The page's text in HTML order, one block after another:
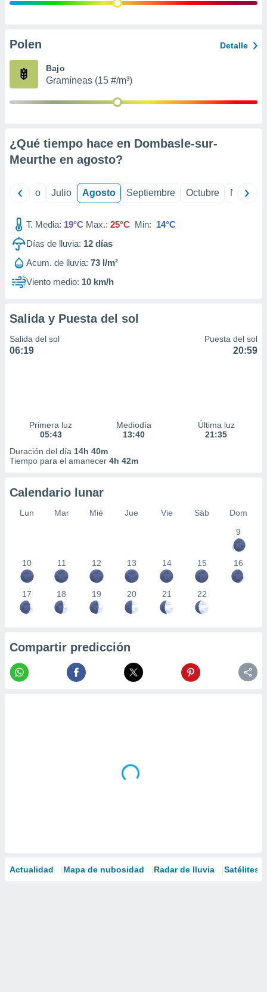
e
publicidad
Polen Detalle
Bajo
Gramíneas (15 #/m³)
¿Qué tiempo hace en Dombasle-sur-
Meurthe en agosto?
Junio Julio Agosto Septiembre Octubre
T. Media: 19°C Max.: 25°C Min: 14°C
Días de lluvia: 12 días
Acum. de lluvia: 73 l/m²
Viento medio: 10 km/h
Salida y Puesta del sol
Salida del sol
06:19
Puesta del sol
20:59
Primera luz
05:43
Mediodía
13:40
Última luz
21:35
Duración del día 14h 40m
Tiempo para el amanecer 4h 42m
Calendario lunar
Lun Mar Mié Jue Vie Sáb
Dom
9
10 11 12 13 14 15 16
17 18 19 20 21 22
Compartir predicción
Actualidad Mapa de nubosidad Radar de lluvia Satélites